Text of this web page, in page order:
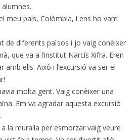
meu país, Colòmbia, i ens ho vam
de diferents països i jo vaig conèixer
que va a l’institut Narcís Xifra. Eren
ells. Això i l’excursió va ser el
molta gent. Vaig conèixer una
Em va agradar aquesta excursió
la muralla per esmorzar vaig veure